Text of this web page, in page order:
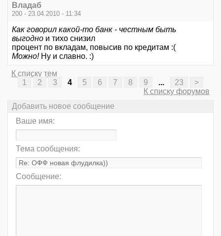
Владаб
200 - 23.04.2010 - 11:34
Как говорил какой-то банк - честным быть
выгодно и тихо снизил
процент по вкладам, повысив по кредитам :(
Можно!Ну и славно. :)
К списку тем
1
2 3 4 5 6 7 8 9 ... 23
>
К списку форумов
Добавить новое сообщение
Ваше имя:
Тема сообщения:
Сообщение: